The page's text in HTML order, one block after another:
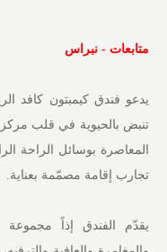
متابعات - نبراس
يدعو فندق كيمبتون كافد
تنبض بالحيوية في قلب مركز
المعاصرة بوسائل الراحة
تجارب إقامة مصمّمة بعناية.
يقدّم الفندق إذاً